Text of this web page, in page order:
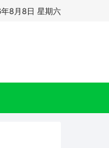
8月8日 星期六